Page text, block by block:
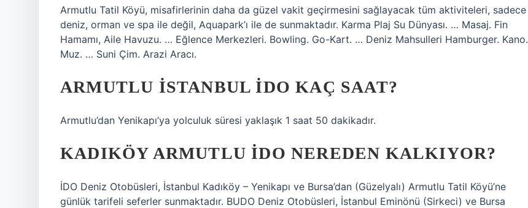
Armutlu Tatil Köyü, misafirlerinin daha da güzel vakit geçirmesini sağlayacak tüm aktiviteleri, sadece
deniz, orman ve spa ile değil, Aquapark’ı ile de sunmaktadır. Karma Plaj Su Dünyası. … Masaj. Fin
Hamamı, Aile Havuzu. … Eğlence Merkezleri. Bowling. Go-Kart. … Deniz Mahsulleri Hamburger. Kano.
Muz. … Suni Çim. Arazi Aracı.
ARMUTLU İSTANBUL İDO KAÇ SAAT?
Armutlu’dan Yenikapı’ya yolculuk süresi yaklaşık 1 saat 50 dakikadır.
KADIKÖY ARMUTLU İDO NEREDEN KALKIYOR?
İDO Deniz Otobüsleri, İstanbul Kadıköy – Yenikapı ve Bursa’dan (Güzelyalı) Armutlu Tatil Köyü’ne
günlük tarifeli seferler sunmaktadır. BUDO Deniz Otobüsleri, İstanbul Eminönü (Sirkeci) ve Bursa